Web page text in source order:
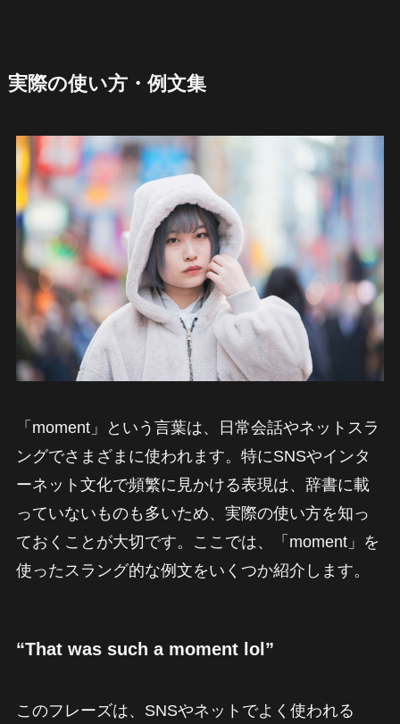
実際の使い方・例文集
「moment」という言葉は、日常会話やネットスラ
ングでさまざまに使われます。特にSNSやインタ
ーネット文化で頻繁に見かける表現は、辞書に載
っていないものも多いため、実際の使い方を知っ
ておくことが大切です。ここでは、「moment」を
使ったスラング的な例文をいくつか紹介します。
“That was such a moment lol”
このフレーズは、SNSやネットでよく使われる